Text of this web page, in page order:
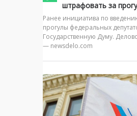
штрафовать за
Ранее инициатива по
прогулы федеральных
Государственную Думу.
— newsdelo.com